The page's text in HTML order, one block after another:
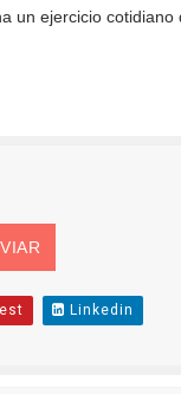
un ejercicio cotidiano
Linkedin